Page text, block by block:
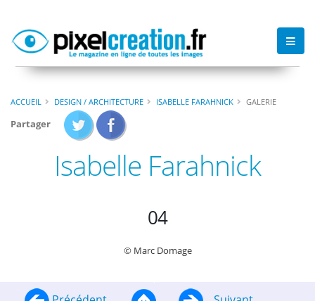
ACCUEIL DESIGN / ARCHITECTURE ISABELLE FARAHNICK GALERIE
Partager
Isabelle Farahnick
04
© Marc Domage